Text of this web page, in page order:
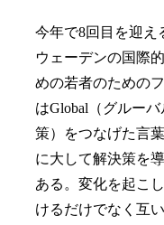
今年で8回目を迎え
ウェーデンの国際
めの若者のための
はGlobal（グルー
策）をつなげた言
に大して解決策を
ある。変化を起こ
けるだけでなく互